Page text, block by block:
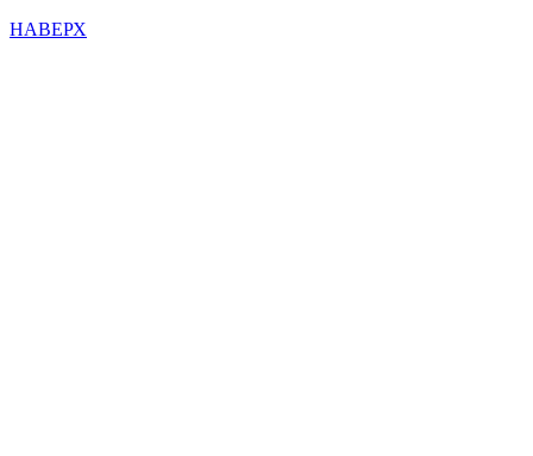
НАВЕРХ